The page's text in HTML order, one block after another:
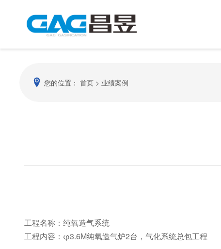
您的位置： 首页> 业绩案例
工程名称：纯氧造气系统
工程内容：φ3.6M纯氧造气炉2台，气化系统总包工程